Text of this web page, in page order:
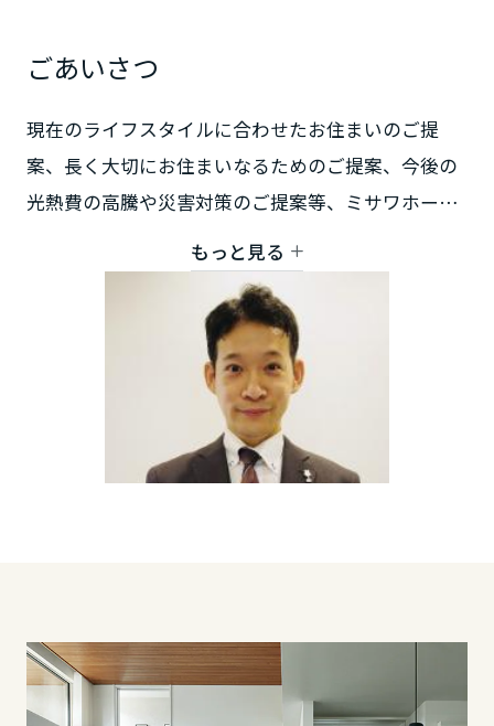
ごあいさつ
現在のライフスタイルに合わせたお住まいのご提
案、長く大切にお住まいなるためのご提案、今後の
光熱費の高騰や災害対策のご提案等、ミサワホーム
に精通したメンバーがご満足いただけるリフォーム
をご提供いたします。
もっと見る
奈良県
中国・四国エリア
徳島県